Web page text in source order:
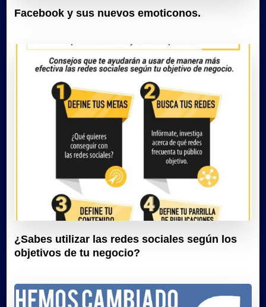
Facebook y sus nuevos emoticonos.
¿Sabes utilizar las redes sociales según los
objetivos de tu negocio?